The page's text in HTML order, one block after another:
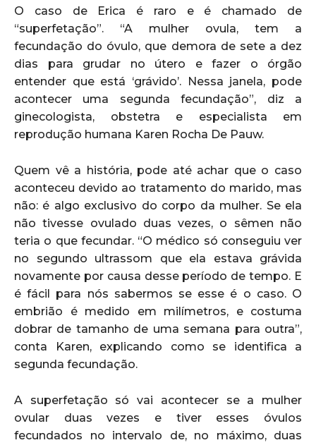
O caso de Erica é raro e é chamado de
“superfetação”. “A mulher ovula, tem a
fecundação do óvulo, que demora de sete a dez
dias para grudar no útero e fazer o órgão
entender que está ‘grávido’. Nessa janela, pode
acontecer uma segunda fecundação”, diz a
ginecologista, obstetra e especialista em
reprodução humana Karen Rocha De Pauw.
Quem vê a história, pode até achar que o caso
aconteceu devido ao tratamento do marido, mas
não: é algo exclusivo do corpo da mulher. Se ela
não tivesse ovulado duas vezes, o sêmen não
teria o que fecundar. “O médico só conseguiu ver
no segundo ultrassom que ela estava grávida
novamente por causa desse período de tempo. E
é fácil para nós sabermos se esse é o caso. O
embrião é medido em milímetros, e costuma
dobrar de tamanho de uma semana para outra”,
conta Karen, explicando como se identifica a
segunda fecundação.
A superfetação só vai acontecer se a mulher
ovular duas vezes e tiver esses óvulos
fecundados no intervalo de, no máximo, duas